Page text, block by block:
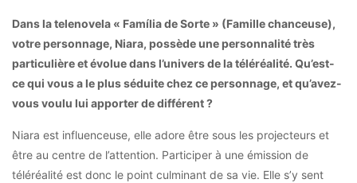
Dans la telenovela « Família de Sorte » (Famille chanceuse),
votre personnage, Niara, possède une personnalité très
particulière et évolue dans l’univers de la téléréalité. Qu’est-
ce qui vous a le plus séduite chez ce personnage, et qu’avez-
vous voulu lui apporter de différent ?
Niara est influenceuse, elle adore être sous les projecteurs et
être au centre de l’attention. Participer à une émission de
téléréalité est donc le point culminant de sa vie. Elle s’y sent